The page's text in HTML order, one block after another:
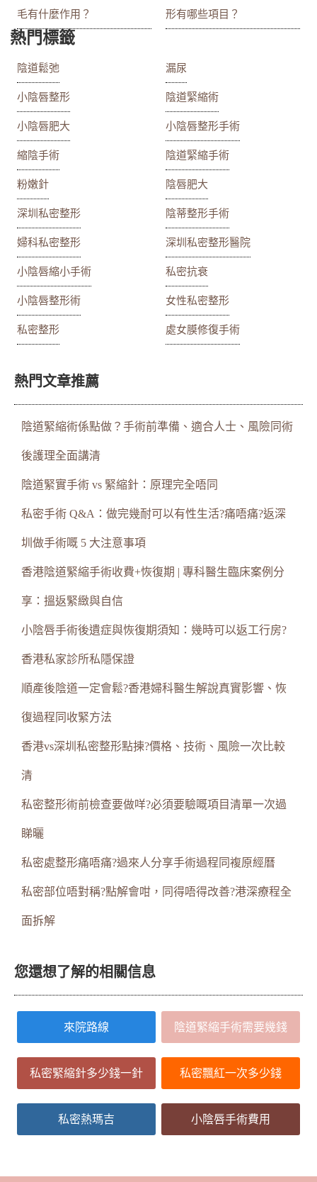
毛有什麼作用？ 形有哪些項目？
熱門標籤
陰道鬆弛 漏尿
小陰唇整形 陰道緊縮術
小陰唇肥大 小陰唇整形手術
縮陰手術 陰道緊縮手術
粉嫩針 陰唇肥大
深圳私密整形 陰蒂整形手術
婦科私密整形 深圳私密整形醫院
小陰唇縮小手術 私密抗衰
小陰唇整形術 女性私密整形
私密整形 處女膜修復手術
熱門文章推薦
陰道緊縮術係點做？手術前準備、適合人士、風險同術
後護理全面講清
陰道緊實手術 vs 緊縮針：原理完全唔同
私密手術 Q&A：做完幾耐可以有性生活?痛唔痛?返深
圳做手術嘅 5 大注意事項
香港陰道緊縮手術收費+恢復期 | 專科醫生臨床案例分
享：搵返緊緻與自信
小陰唇手術後遺症與恢復期須知：幾時可以返工行房?
香港私家診所私隱保證
順產後陰道一定會鬆?香港婦科醫生解說真實影響、恢
復過程同收緊方法
香港vs深圳私密整形點揀?價格、技術、風險一次比較
清
私密整形術前檢查要做咩?必須要驗嘅項目清單一次過
睇曬
私密處整形痛唔痛?過來人分享手術過程同複原經曆
私密部位唔對稱?點解會咁，同得唔得改善?港深療程全
面拆解
您還想了解的相關信息
來院路線 陰道緊縮手術需要幾錢
私密緊縮針多少錢一針 私密飄紅一次多少錢
私密熱瑪吉 小陰唇手術費用